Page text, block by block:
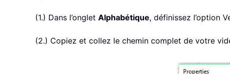
(1.) Dans l’onglet Alphabétique, définissez l’option
(2.) Copiez et collez le chemin complet de votre